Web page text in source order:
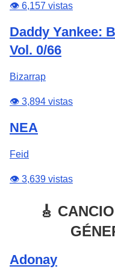
👁️ 6,157 vistas
Daddy Yankee:
Vol. 0/66
Bizarrap
👁️ 3,894 vistas
NEA
Feid
👁️ 3,639 vistas
🎸
Adonay